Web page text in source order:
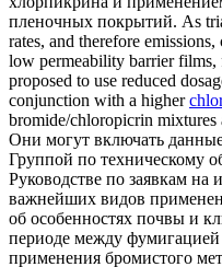
пленочных покрытий. As
rates, and therefore
low permeability barrier films,
proposed to use reduced
conjunction with a higher
bromide/chloropicrin
Они могут включать
Группой по техническому
Руководстве по заявкам
важнейших видов
об особенностях почвы и
периоде между
применения бромистого